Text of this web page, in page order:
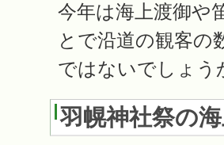
今年は海上渡御や
とで沿道の観客の
ではないでしょう
羽幌神社祭の